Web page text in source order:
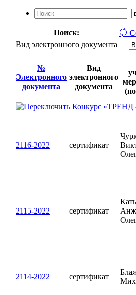
Поиск:
Вид электронного документа
№
Электронного
документа
Вид
электронного
документа
Конкурс «ТРЕНД -
2116-2022 сертификат
2115-2022 сертификат
2114-2022 сертификат